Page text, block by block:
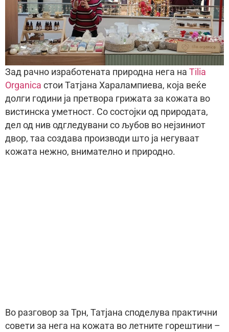
Зад рачно изработената природна нега на Tilia
Organica стои Татјана Харалампиева, која веќе
долги години ја претвора грижата за кожата во
вистинска уметност. Со состојки од природата,
дел од нив одгледувани со љубов во нејзиниот
двор, таа создава производи што ја негуваат
кожата нежно, внимателно и природно.
Во разговор за Трн, Татјана споделува практични
совети за нега на кожата во летните горештини –